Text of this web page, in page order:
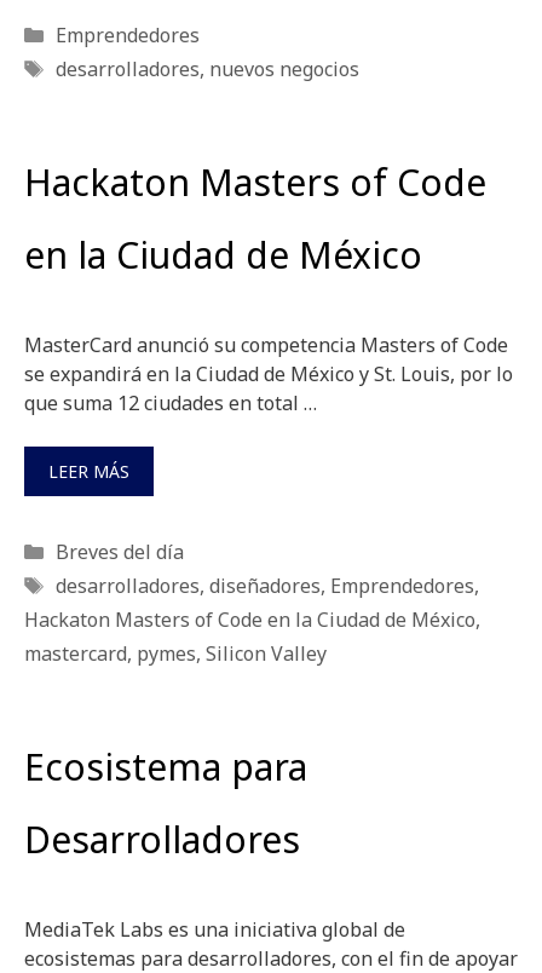
Categorías
Emprendedores
Etiquetas
desarrolladores, nuevos negocios
Hackaton Masters of Code
en la Ciudad de México
MasterCard anunció su competencia Masters of Code
se expandirá en la Ciudad de México y St. Louis, por lo
que suma 12 ciudades en total …
LEER MÁS
Categorías
Breves del día
Etiquetas
desarrolladores, diseñadores, Emprendedores,
Hackaton Masters of Code en la Ciudad de México,
mastercard, pymes, Silicon Valley
Ecosistema para
Desarrolladores
MediaTek Labs es una iniciativa global de
ecosistemas para desarrolladores, con el fin de apoyar